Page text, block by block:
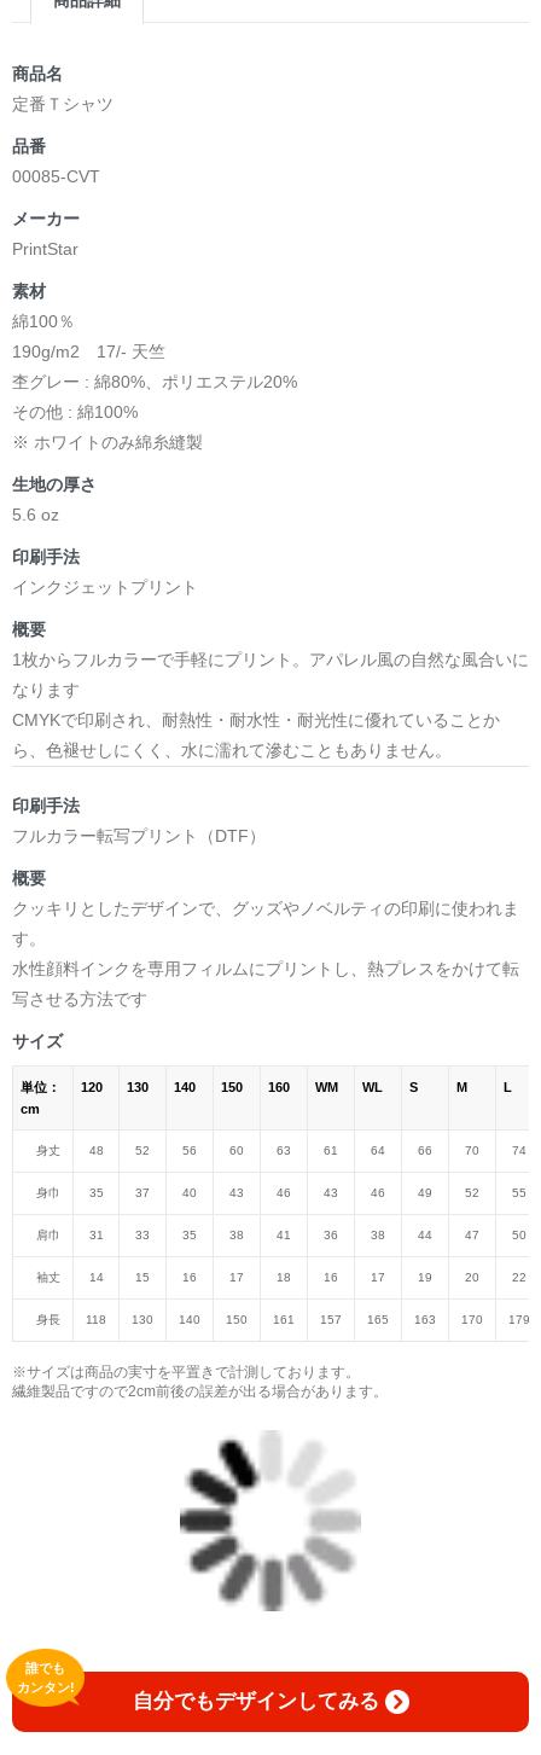
商品名
定番Ｔシャツ
品番
00085-CVT
メーカー
PrintStar
素材
綿100％
190g/m2 17/- 天竺
杢グレー : 綿80%、ポリエステル20%
その他 : 綿100%
※ ホワイトのみ綿糸縫製
生地の厚さ
5.6 oz
印刷手法
インクジェットプリント
概要
1枚からフルカラーで手軽にプリント。アパレル風の自然な風合いに
なります
CMYKで印刷され、耐熱性・耐水性・耐光性に優れていることか
ら、色褪せしにくく、水に濡れて滲むこともありません。
印刷手法
フルカラー転写プリント（DTF）
概要
クッキリとしたデザインで、グッズやノベルティの印刷に使われま
す。
水性顔料インクを専用フィルムにプリントし、熱プレスをかけて転
写させる方法です
サイズ
単位：
cm
120 130 140 150 160 WM WL S M L
身丈 48 52 56 60 63 61 64 66 70 74
身巾 35 37 40 43 46 43 46 49 52 55
肩巾 31 33 35 38 41 36 38 44 47 50
袖丈 14 15 16 17 18 16 17 19 20 22
身長 118 130 140 150 161 157 165 163 170 179
※サイズは商品の実寸を平置きで計測しております。
繊維製品ですので2cm前後の誤差が出る場合があります。
自分でもデザインしてみる
誰でも
カンタン!